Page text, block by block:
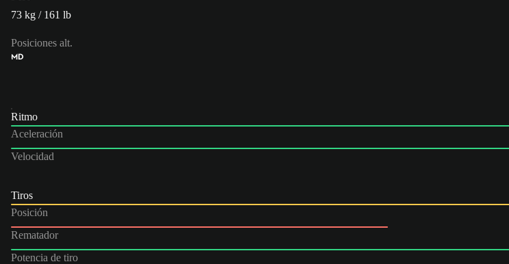
73 kg / 161 lb
Posiciones alt.
MD
Ritmo
Aceleración
Velocidad
Tiros
Posición
Rematador
Potencia de tiro